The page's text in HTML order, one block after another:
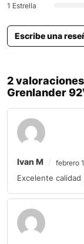
1 Estrella
Escribe una
2
Grenlander
Ivan M febrero
Excelente